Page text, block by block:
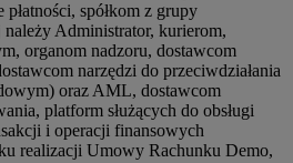
płatności, spółkom z grupy
należy Administrator, kurierom,
organom nadzoru, dostawcom
narzędzi do przeciwdziałania
oraz AML, dostawcom
platform służących do obsługi
i operacji finansowych
realizacji Umowy Rachunku Demo,